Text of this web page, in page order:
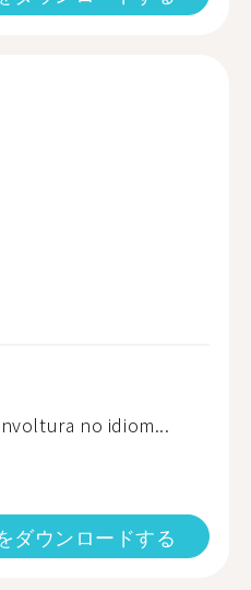
no idiom...
ダウンロードする